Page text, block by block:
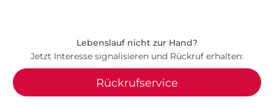
Lebenslauf nicht zur Hand?
Jetzt Interesse signalisieren und Rückruf erhalten:
Rückrufservice